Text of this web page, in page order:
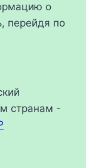
о
перейдя по
странам -